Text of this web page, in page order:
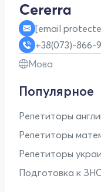
[email
+38(073)-866-
Мова
Популярное
Репетиторы
Репетиторы
Репетиторы
Подготовка к